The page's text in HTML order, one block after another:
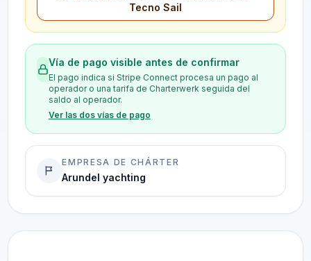
Tecno Sail
Vía de pago visible antes de confirmar
El pago indica si Stripe Connect procesa un pago al
operador o una tarifa de Charterwerk seguida del
saldo al operador.
Ver las dos vías de pago
EMPRESA DE CHÁRTER
Arundel yachting